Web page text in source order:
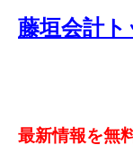
藤垣会計
最新情報を無